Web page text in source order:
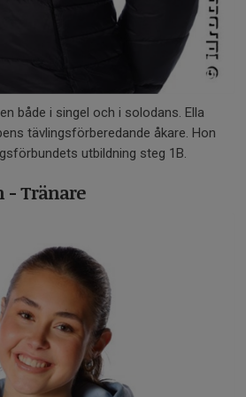
både i singel och i solodans. Ella
tävlingsförberedande åkare. Hon
utbildning steg 1B.
- Tränare